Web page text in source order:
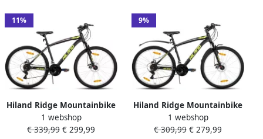
versnellingen Unisex Geel
versnellingen Unisex Geel
11%
Hiland Ridge Mountainbike
27 Inch 18 Versnellingen
Robuust Stalen Frame
1 webshop
€ 339,99 € 299,99
9%
Hiland Ridge Mountainbike
26 Inch 18 Versnellingen
Robuust Stalen Frame
1 webshop
€ 309,99 € 279,99